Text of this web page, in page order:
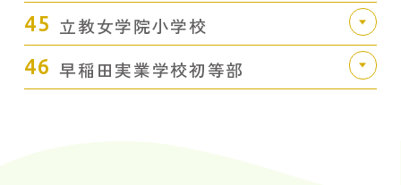
45 立教女学院小学校
46 早稲田実業学校初等部